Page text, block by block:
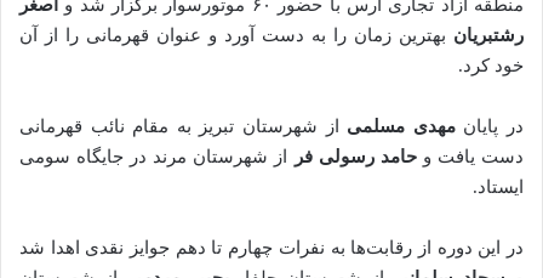
منطقه آزاد تجاری ارس با حضور ۶۰ موتورسوار برگزار شد و
اصغر
رشتبریان بهترین زمان را به دست آورد و عنوان قهرمانی را از آن
خود کرد.
در پایانمهدی مسلمی از شهرستان تبریز به مقام نائب قهرمانی
دست یافت وحامد رسولی فر
از شهرستان مرند در جایگاه سومی
ایستاد.
در این دوره از رقابت‌ها به نفرات چهارم تا دهم جوایز نقدی اهدا شد